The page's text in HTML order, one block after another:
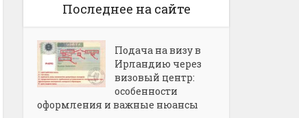
Последнее на сайте
Подача на визу в
Ирландию через
визовый центр:
особенности
оформления и важные нюансы